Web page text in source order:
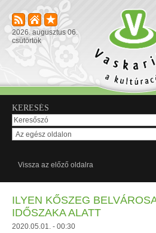
2026. augusztus 06.
csütörtök
KERESÉS
Vissza az előző oldalra
ILYEN KŐSZEG
IDŐSZAKA ALATT
2020.05.01. - 00:30